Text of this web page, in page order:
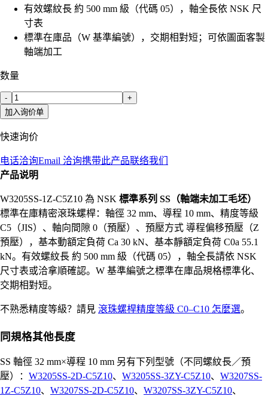
有效螺紋長 約 500 mm 級（代碼 05），軸全長依 NSK 尺
寸表
標準在庫品（W 基準編號），交期相對短；可依圖面客製
軸端加工
数量
-
+
加入询价单
快速询价
电话洽询Email 洽询携带此产品联络我们
产品说明
W3205SS-1Z-C5Z10 為 NSK 標準系列 SS（軸端未加工毛坯）
標準在庫精密滾珠螺桿：軸徑 32 mm、導程 10 mm、精度等級
C5（JIS）、軸向間隙 0（預壓）、預壓方式 導程偏移預壓（Z
預壓），基本動額定負荷 Ca 30 kN、基本靜額定負荷 C0a 55.1
kN。有效螺紋長 約 500 mm 級（代碼 05），軸全長請依 NSK
尺寸表或洽拿順確認。W 基準編號之標準在庫品規格標準化、
交期相對短。
不熟悉精度等級？請見 滾珠螺桿精度等級 C0–C10 怎麼選。
同規格其他長度
SS 軸徑 32 mm×導程 10 mm 另有下列型號（不同螺紋長／預
壓）： W3205SS-2D-C5Z10、 W3205SS-3ZY-C5Z10、 W3207SS-
1Z-C5Z10、 W3207SS-2D-C5Z10、 W3207SS-3ZY-C5Z10、